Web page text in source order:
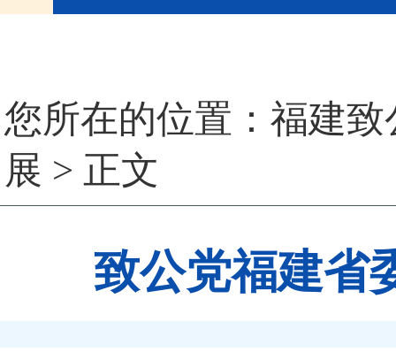
您所在的位置： 福建致
展 > 正文
致公党福建省